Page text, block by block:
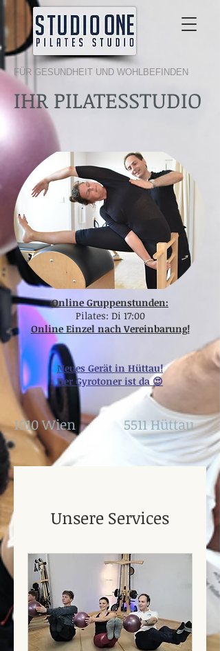
FÜR GESUNDHEIT UND WOHLBEFINDEN
IHR PILATESSTUDIO
1010 Wien 5511 Hüttau
Online Gruppenstunden:
Pilates: Di 17:00
Online Einzel nach Vereinbarung!
Neues Gerät in Hüttau!
Der Gyrotoner ist da 😍
Unsere Services